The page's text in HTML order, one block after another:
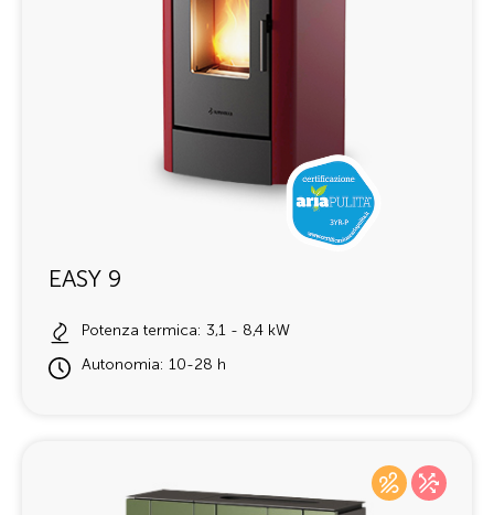
EASY 9
Potenza termica: 3,1 - 8,4 kW
Autonomia: 10-28 h